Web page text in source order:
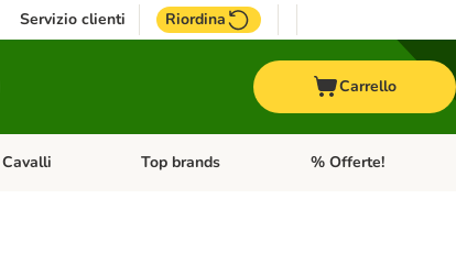
Servizio clienti Riordina
Carrello
Menu Categoria: Acquaristica
Cavalli Apri Menu Categoria: Cavalli
Top brands Apri Menu Categoria:
% Offerte!